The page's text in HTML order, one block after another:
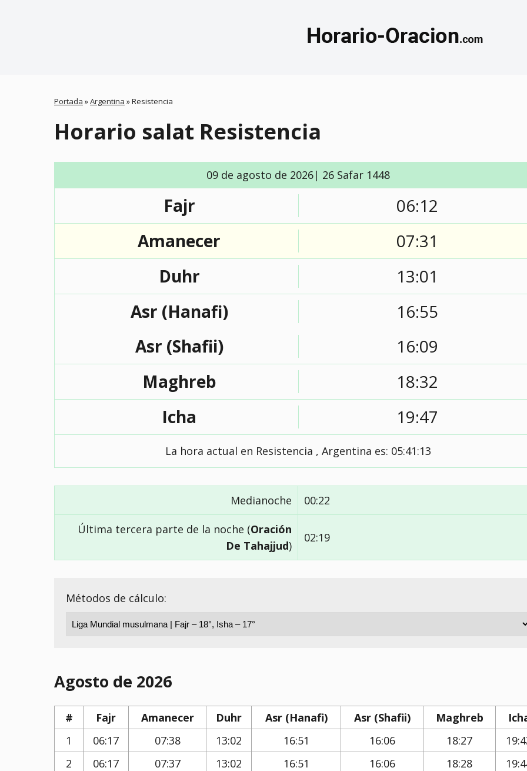
Portada »Argentina »Resistencia
Horario salat Resistencia
09 de agosto de 2026| 26 Safar 1448
Fajr
06:12
Amanecer
07:31
Duhr
13:01
Asr (Hanafi)
16:55
Asr (Shafii)
16:09
Maghreb
18:32
Icha
19:47
La hora actual en Resistencia , Argentina es: 05:41:14
Medianoche 00:22
Última tercera parte de la noche (Oración
De Tahajjud)
02:19
Métodos de cálculo:
Agosto de 2026
# Fajr Amanecer Duhr Asr (Hanafi) Asr (Shafii) Maghreb
1
06:17 07:38 13:02 16:51 16:06 18:27
2
06:17 07:37 13:02 16:51 16:06 18:28